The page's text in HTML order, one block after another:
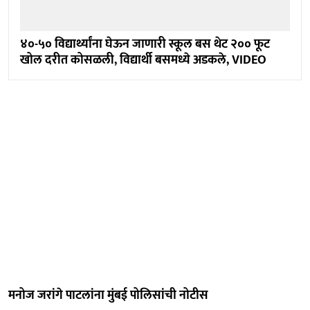
४०-५० विद्यार्थ्यांना घेऊन जाणारी स्कूल बस थेट २०० फूट
खोल दरीत कोसळली, विद्यार्थी बसमध्ये अडकले, VIDEO
मनोज जरांगे पाटलांना मुंबई पोलिसांची नोटीस